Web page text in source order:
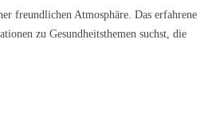
freundlichen Atmosphäre. Das erfahrene
zu Gesundheitsthemen suchst, die